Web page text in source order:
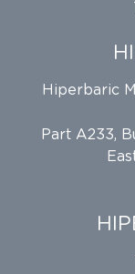
Hiperbaric
Part A233,